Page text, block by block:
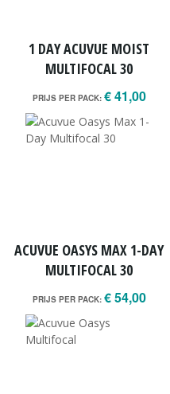
1 DAY ACUVUE MOIST
MULTIFOCAL 30
PRIJS PER PACK: € 41,00
ACUVUE OASYS MAX 1-DAY
MULTIFOCAL 30
PRIJS PER PACK: € 54,00